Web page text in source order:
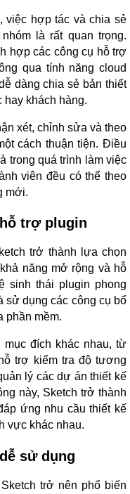
việc hợp tác và chia sẻ
là rất quan trọng.
hợp các công cụ hỗ trợ
qua tính năng cloud
dàng chia sẻ bản thiết
hay khách hàng.
xét, chỉnh sửa và theo
cách thuận tiện. Điều
trong quá trình làm việc
viên đều có thể theo
mới.
trợ plugin
trở thành lựa chọn
năng mở rộng và hỗ
sinh thái plugin phong
sử dụng các công cụ bổ
phần mềm.
đích khác nhau, từ
trợ kiểm tra độ tương
lý các dự án thiết kế
này, Sketch trở thành
ứng nhu cầu thiết kế
vực khác nhau.
sử dụng
trở nên phổ biến